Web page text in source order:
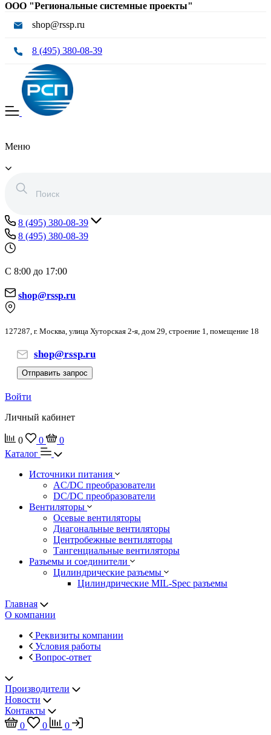
ООО "Региональные системные проекты"
shop@rssp.ru
8 (495) 380-08-39
Меню
8 (495) 380-08-39
8 (495) 380-08-39
С 8:00 до 17:00
shop@rssp.ru
127287, г. Москва, улица Хуторская 2-я, дом 29, строение 1, помещение 18
shop@rssp.ru
Отправить запрос
Войти
Личный кабинет
0 0
0
Каталог
Источники питания
AC/DC преобразователи
DC/DC преобразователи
Вентиляторы
Осевые вентиляторы
Диагональные вентиляторы
Центробежные вентиляторы
Тангенциальные вентиляторы
Разъемы и соединители
Цилиндрические разъемы
Цилиндрические MIL-Spec разъемы
Главная
О компании
Реквизиты компании
Условия работы
Вопрос-ответ
Производители
Новости
Контакты
0
0
0